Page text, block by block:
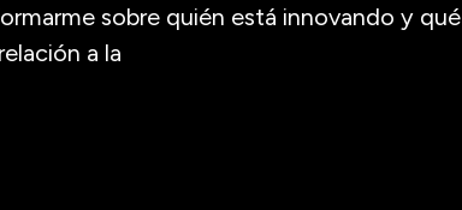
sobre quién está innovando y qué
a la